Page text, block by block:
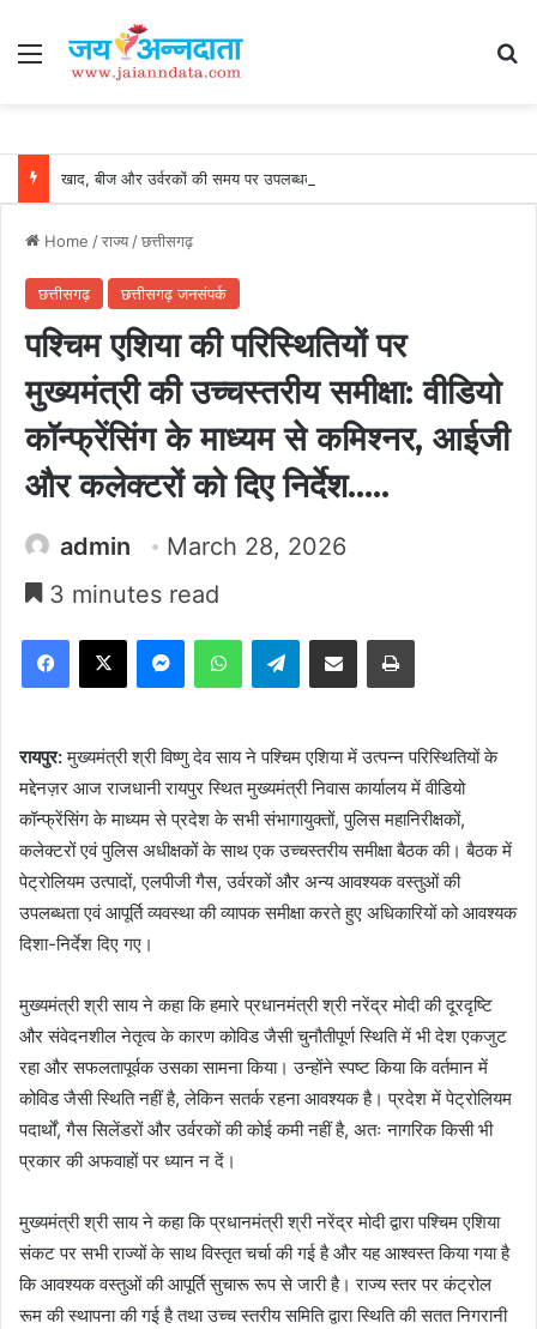
Menu
Home /राज्य/छत्तीसगढ़
छत्तीसगढ़ छत्तीसगढ़ जनसंपर्क
पश्चिम एशिया की परिस्थितियों पर
मुख्यमंत्री की उच्चस्तरीय समीक्षा: वीडियो
कॉन्फ्रेंसिंग के माध्यम से कमिश्नर, आईजी
और कलेक्टरों को दिए निर्देश…..
admin
March 28, 2026
3 minutes read
Facebook
X MessengerWhatsAppTelegramShare via Email Print
रायपुर:मुख्यमंत्री श्री विष्णु देव साय ने पश्चिम एशिया में उत्पन्न परिस्थितियों के
मद्देनज़र आज राजधानी रायपुर स्थित मुख्यमंत्री निवास कार्यालय में वीडियो
कॉन्फ्रेंसिंग के माध्यम से प्रदेश के सभी संभागायुक्तों, पुलिस महानिरीक्षकों,
कलेक्टरों एवं पुलिस अधीक्षकों के साथ एक उच्चस्तरीय समीक्षा बैठक की। बैठक में
पेट्रोलियम उत्पादों, एलपीजी गैस, उर्वरकों और अन्य आवश्यक वस्तुओं की
उपलब्धता एवं आपूर्ति व्यवस्था की व्यापक समीक्षा करते हुए अधिकारियों को आवश्यक
दिशा-निर्देश दिए गए।
मुख्यमंत्री श्री साय ने कहा कि हमारे प्रधानमंत्री श्री नरेंद्र मोदी की दूरदृष्टि
और संवेदनशील नेतृत्व के कारण कोविड जैसी चुनौतीपूर्ण स्थिति में भी देश एकजुट
रहा और सफलतापूर्वक उसका सामना किया। उन्होंने स्पष्ट किया कि वर्तमान में
कोविड जैसी स्थिति नहीं है, लेकिन सतर्क रहना आवश्यक है। प्रदेश में पेट्रोलियम
पदार्थों, गैस सिलेंडरों और उर्वरकों की कोई कमी नहीं है, अतः नागरिक किसी भी
प्रकार की अफवाहों पर ध्यान न दें।
मुख्यमंत्री श्री साय ने कहा कि प्रधानमंत्री श्री नरेंद्र मोदी द्वारा पश्चिम एशिया
संकट पर सभी राज्यों के साथ विस्तृत चर्चा की गई है और यह आश्वस्त किया गया है
कि आवश्यक वस्तुओं की आपूर्ति सुचारू रूप से जारी है। राज्य स्तर पर कंट्रोल
रूम की स्थापना की गई है तथा उच्च स्तरीय समिति द्वारा स्थिति की सतत निगरानी